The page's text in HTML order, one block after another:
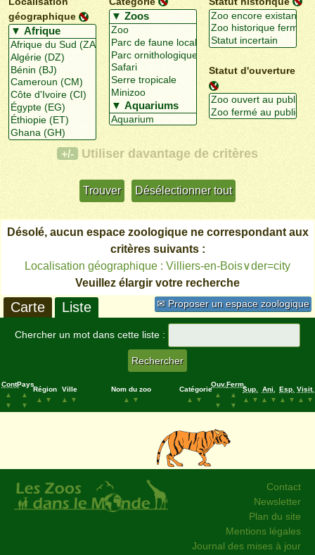
géographique
Statut d'ouverture
+/- Utiliser davantage de critères
Désolé, aucun espace zoologique ne correspondant aux
critères suivants :
Localisation géographique : Villiers-en-Bois∨der=city
Veuillez élargir votre recherche
✉ Proposer un espace zoologique
Carte Liste
Chercher un mot dans cette liste :
Cont.
▲
▼
Pays
▲
▼
Région
▲
▼
Ville
▲
▼
Nom du zoo
▲
▼
Catégorie
▲
▼
Ouv.
▲
▼
Ferm.
▲
▼
Sup.
▲
▼
Ani.
▲
▼
Esp.
▲
▼
Visit.
▲
▼
Contact
Newsletter
Plan du site
Mentions légales
Journal des mises à jour